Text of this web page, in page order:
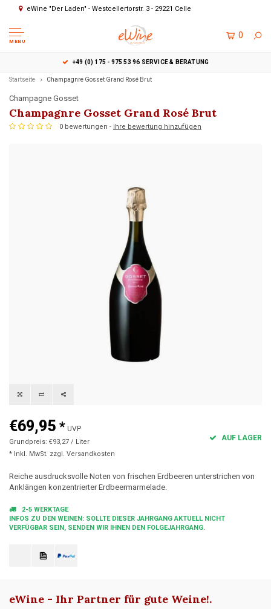
eWine "Der Laden" - Westcellertorstr. 3 - 29221 Celle
MENU
0
+49 (0) 175 - 975 53 96 SERVICE & BERATUNG
Startseite Champagnre Gosset Grand Rosé Brut
Champagne Gosset
Champagnre Gosset Grand Rosé Brut
0 bewertungen - ihre bewertung hinzufügen
€69,95 * UVP
Grundpreis: €93,27 / Liter
* Inkl. MwSt. zzgl. Versandkosten
AUF LAGER
Reiche ausdrucksvolle Noten von frischen Erdbeeren unterstrichen von
Anklängen konzentrierter Erdbeermarmelade.
2-5 WERKTAGE
INFOS ZU DEN WEINEN: SOLLTE DIESER JAHRGANG AKTUELL NICHT
VERFÜGBAR SEIN, SENDEN WIR IHNEN DEN FOLGEJAHRGANG.
eWine - Ihr Partner für gute Weine!.